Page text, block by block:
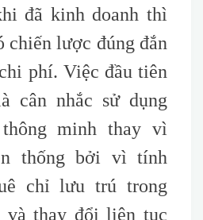
đã kinh doanh thì
chiến lược đúng đắn
phí. Việc đầu tiên
cân nhắc sử dụng
minh thay vì
thống bởi vì tính
chỉ lưu trú trong
và thay đổi liên tục